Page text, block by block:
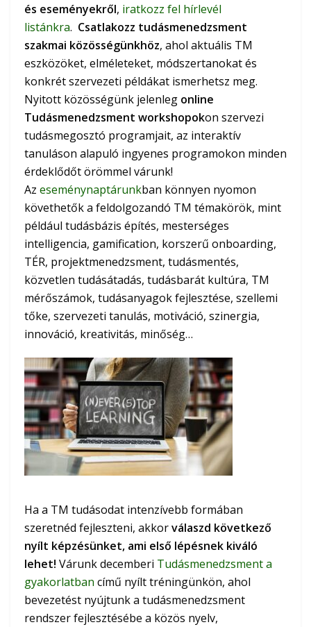
és eseményekről, iratkozz fel hírlevél
listánkra. Csatlakozz tudásmenedzsment
szakmai közösségünkhöz, ahol aktuális TM
eszközöket, elméleteket, módszertanokat és
konkrét szervezeti példákat ismerhetsz meg.
Nyitott közösségünk jelenleg online
Tudásmenedzsment workshopokon szervezi
tudásmegosztó programjait, az interaktív
tanuláson alapuló ingyenes programokon minden
érdeklődőt örömmel várunk!
Az eseménynaptárunkban könnyen nyomon
követhetők a feldolgozandó TM témakörök, mint
például tudásbázis építés, mesterséges
intelligencia, gamification, korszerű onboarding,
TÉR, projektmenedzsment, tudásmentés,
közvetlen tudásátadás, tudásbarát kultúra, TM
mérőszámok, tudásanyagok fejlesztése, szellemi
tőke, szervezeti tanulás, motiváció, szinergia,
innováció, kreativitás, minőség…
Ha a TM tudásodat intenzívebb formában
szeretnéd fejleszteni, akkorválaszd következő
nyílt képzésünket, ami első lépésnek kiváló
lehet! Várunk decemberi Tudásmenedzsment a
gyakorlatban című nyílt tréningünkön, ahol
bevezetést nyújtunk a tudásmenedzsment
rendszer fejlesztésébe a közös nyelv,